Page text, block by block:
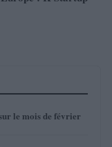
le mois de février